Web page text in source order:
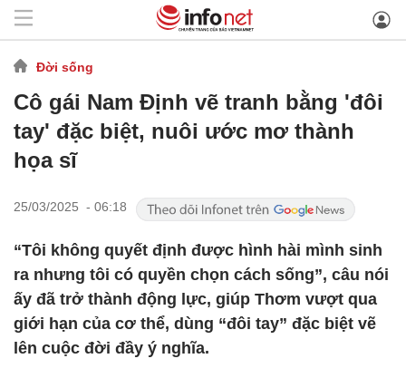
Đời sống
Cô gái Nam Định vẽ tranh bằng 'đôi
tay' đặc biệt, nuôi ước mơ thành
họa sĩ
25/03/2025 - 06:18
“Tôi không quyết định được hình hài mình sinh
ra nhưng tôi có quyền chọn cách sống”, câu nói
ấy đã trở thành động lực, giúp Thơm vượt qua
giới hạn của cơ thể, dùng “đôi tay” đặc biệt vẽ
lên cuộc đời đầy ý nghĩa.